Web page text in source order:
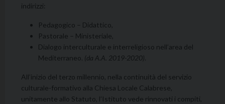
indirizzi:
Pedagogico – Didattico,
Pastorale – Ministeriale,
Dialogo interculturale e interreligioso nell’area del
Mediterraneo. (da A.A. 2019-2020)
All’inizio del terzo millennio, nella continuità del servizio
culturale-formativo alla Chiesa Locale Calabrese,
unitamente allo Statuto, l’Istituto vede rinnovati i compiti,